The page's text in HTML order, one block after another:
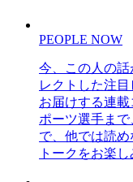
PEOPLE NOW
今、この人の
レクトした注
お届けする連
ポーツ選手ま
で、他では読
トークをお楽し